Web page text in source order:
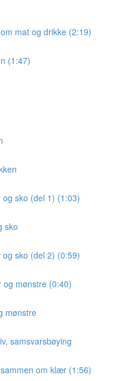
mat og drikke (2:19)
(1:47)
sko (del 1) (1:03)
sko
sko (del 2) (0:59)
og mønstre (0:40)
mønstre
samsvarsbøying
om klær (1:56)